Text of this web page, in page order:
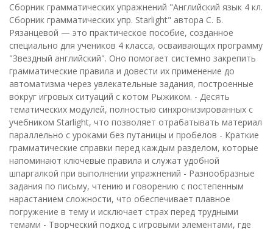
Сборник грамматических упражнений "Английский язык 4 кл.
Сборник грамматических упр. Starlight" автора С. Б.
Рязанцевой — это практическое пособие, созданное
специально для учеников 4 класса, осваивающих программу
"Звездный английский". Оно помогает системно закрепить
грамматические правила и довести их применение до
автоматизма через увлекательные задания, построенные
вокруг игровых ситуаций с котом Рыжиком. - Десять
тематических модулей, полностью синхронизированных с
учебником Starlight, что позволяет отрабатывать материал
параллельно с уроками без путаницы и пробелов - Краткие
грамматические справки перед каждым разделом, которые
напоминают ключевые правила и служат удобной
шпаргалкой при выполнении упражнений - Разнообразные
задания по письму, чтению и говорению с постепенным
нарастанием сложности, что обеспечивает плавное
погружение в тему и исключает страх перед трудными
темами - Творческий подход с игровыми элементами, где